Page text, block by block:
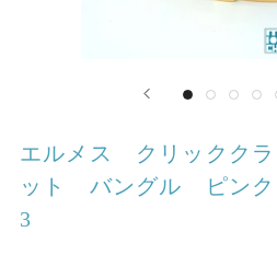
エルメス クリッククラ
ット バングル ピンク
3